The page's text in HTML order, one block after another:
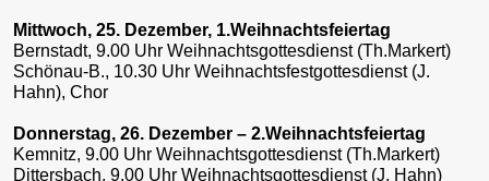
Mittwoch, 25. Dezember, 1.Weihnachtsfeiertag
Bernstadt, 9.00 Uhr Weihnachtsgottesdienst (Th.Markert)
Schönau-B., 10.30 Uhr Weihnachtsfestgottesdienst (J.
Hahn), Chor
Donnerstag, 26. Dezember – 2.Weihnachtsfeiertag
Kemnitz, 9.00 Uhr Weihnachtsgottesdienst (Th.Markert)
Dittersbach, 9.00 Uhr Weihnachtsgottesdienst (J. Hahn)